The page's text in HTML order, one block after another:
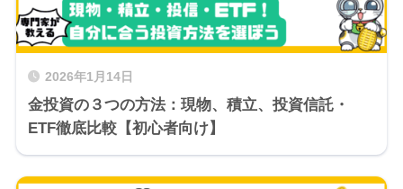
2026年1月14日
金投資の３つの方法：現物、積立、投資信託・
ETF徹底比較【初心者向け】